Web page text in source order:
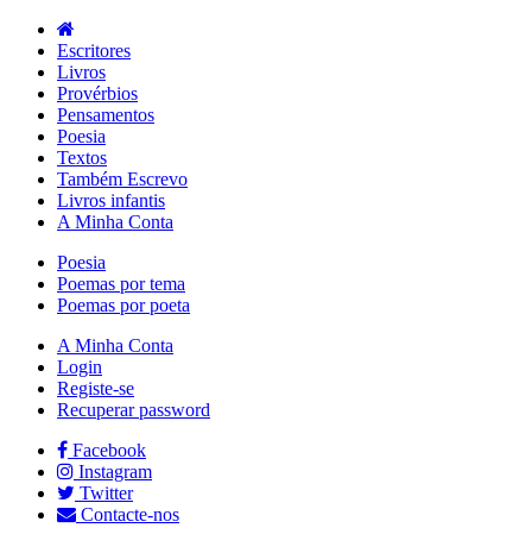
Escritores
Livros
Provérbios
Pensamentos
Poesia
Textos
Também Escrevo
Livros infantis
A Minha Conta
Poesia
Poemas por tema
Poemas por poeta
A Minha Conta
Login
Registe-se
Recuperar password
Facebook
Instagram
Twitter
Contacte-nos